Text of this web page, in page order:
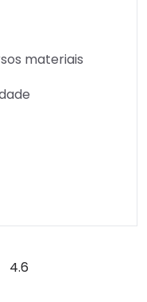
materiais
4.6